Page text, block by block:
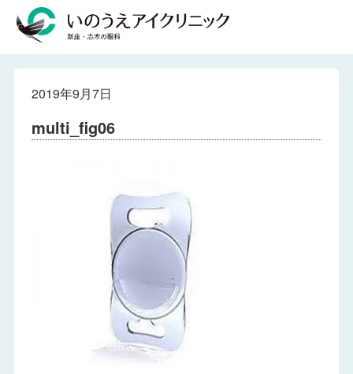
2019年9月7日
multi_fig06